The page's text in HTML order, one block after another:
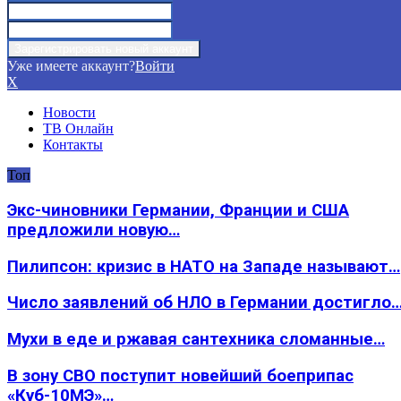
Уже имеете аккаунт?Войти
X
Новости
ТВ Онлайн
Контакты
Топ
Экс-чиновники Германии, Франции и США
предложили новую…
Пилипсон: кризис в НАТО на Западе называют…
Число заявлений об НЛО в Германии
Мухи в еде и ржавая сантехника сломанные…
В зону СВО поступит новейший боеприпас
«Куб-10МЭ»…